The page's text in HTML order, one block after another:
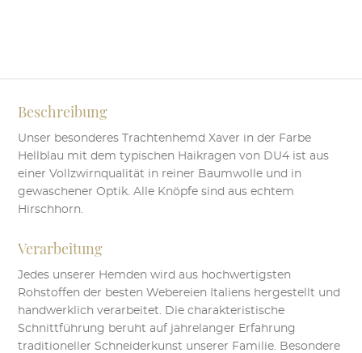
Beschreibung
Unser besonderes Trachtenhemd Xaver in der Farbe
Hellblau mit dem typischen Haikragen von DU4 ist aus
einer Vollzwirnqualität in reiner Baumwolle und in
gewaschener Optik. Alle Knöpfe sind aus echtem
Hirschhorn.
Verarbeitung
Jedes unserer Hemden wird aus hochwertigsten
Rohstoffen der besten Webereien Italiens hergestellt und
handwerklich verarbeitet. Die charakteristische
Schnittführung beruht auf jahrelanger Erfahrung
traditioneller Schneiderkunst unserer Familie. Besondere